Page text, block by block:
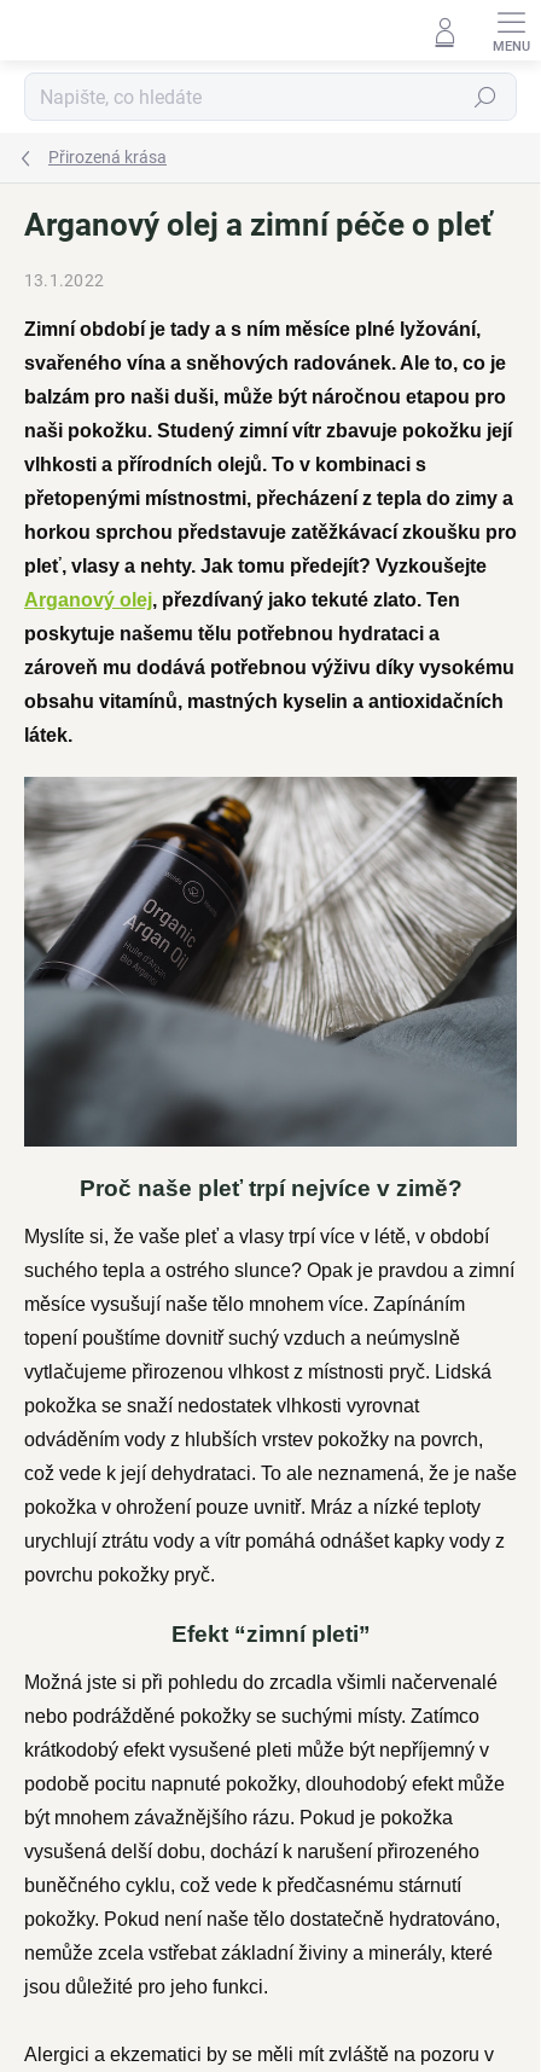
Hledat
Přirozená krása
Arganový olej a zimní péče o pleť
13.1.2022
Zimní období je tady a s ním měsíce plné lyžování,
svařeného vína a sněhových radovánek. Ale to, co je
balzám pro naši duši, může být náročnou etapou pro
naši pokožku. Studený zimní vítr zbavuje pokožku její
vlhkosti a přírodních olejů. To v kombinaci s
přetopenými místnostmi, přecházení z tepla do zimy a
horkou sprchou představuje zatěžkávací zkoušku pro
pleť, vlasy a nehty. Jak tomu předejít? Vyzkoušejte
Arganový olej, přezdívaný jako tekuté zlato. Ten
poskytuje našemu tělu potřebnou hydrataci a
zároveň mu dodává potřebnou výživu díky vysokému
obsahu vitamínů, mastných kyselin a antioxidačních
látek.
Proč naše pleť trpí nejvíce v zimě?
Myslíte si, že vaše pleť a vlasy trpí více v létě, v období
suchého tepla a ostrého slunce? Opak je pravdou a zimní
měsíce vysušují naše tělo mnohem více. Zapínáním
topení pouštíme dovnitř suchý vzduch a neúmyslně
vytlačujeme přirozenou vlhkost z místnosti pryč. Lidská
pokožka se snaží nedostatek vlhkosti vyrovnat
odváděním vody z hlubších vrstev pokožky na povrch,
což vede k její dehydrataci. To ale neznamená, že je naše
pokožka v ohrožení pouze uvnitř. Mráz a nízké teploty
urychlují ztrátu vody a vítr pomáhá odnášet kapky vody z
povrchu pokožky pryč.
Efekt “zimní pleti”
Možná jste si při pohledu do zrcadla všimli načervenalé
nebo podrážděné pokožky se suchými místy. Zatímco
krátkodobý efekt vysušené pleti může být nepříjemný v
podobě pocitu napnuté pokožky, dlouhodobý efekt může
být mnohem závažnějšího rázu. Pokud je pokožka
vysušená delší dobu, dochází k narušení přirozeného
buněčného cyklu, což vede k předčasnému stárnutí
pokožky. Pokud není naše tělo dostatečně hydratováno,
nemůže zcela vstřebat základní živiny a minerály, které
jsou důležité pro jeho funkci.
Alergici a ekzematici by se měli mít zvláště na pozoru v